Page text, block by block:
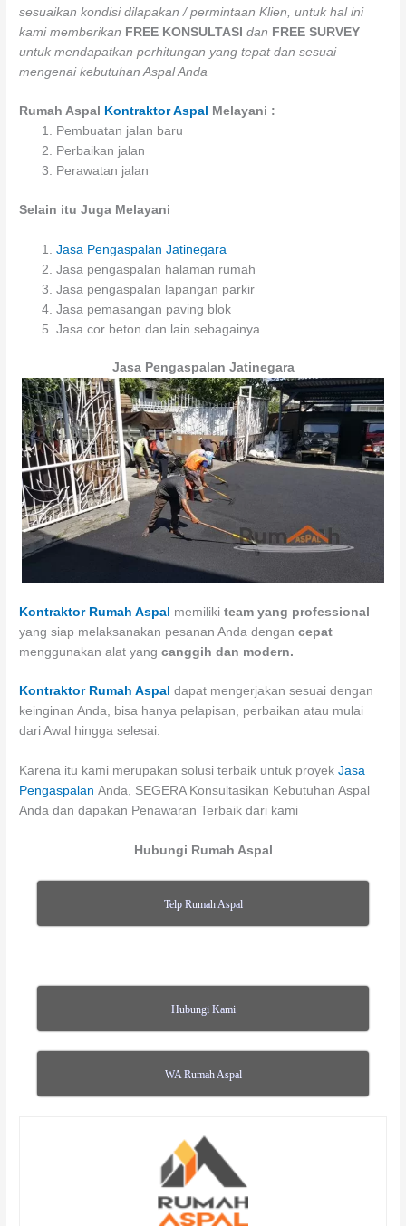
sesuaikan kondisi dilapakan / permintaan Klien, untuk hal ini
kami memberikan FREE KONSULTASI dan FREE SURVEY
untuk mendapatkan perhitungan yang tepat dan sesuai
mengenai kebutuhan Aspal Anda
Rumah Aspal Kontraktor Aspal
Melayani :
Pembuatan jalan baru
Perbaikan jalan
Perawatan jalan
Selain itu Juga Melayani
Jasa Pengaspalan Jatinegara
Jasa pengaspalan halaman rumah
Jasa pengaspalan lapangan parkir
Jasa pemasangan paving blok
Jasa cor beton dan lain sebagainya
Jasa Pengaspalan Jatinegara
Kontraktor Rumah Aspal memilikiteam yang professional
yang siap melaksanakan pesanan Anda dengancepat
menggunakan alat yangcanggih dan modern.
Kontraktor Rumah Aspal dapat mengerjakan sesuai dengan
keinginan Anda, bisa hanya pelapisan, perbaikan atau mulai
dari Awal hingga selesai.
Karena itu kami merupakan solusi terbaik untuk proyekJasa
Pengaspalan Anda, SEGERA Konsultasikan Kebutuhan Aspal
Anda dan dapakan Penawaran Terbaik dari kami
Hubungi Rumah Aspal
Telp Rumah Aspal
Hubungi Kami
WA Rumah Aspal